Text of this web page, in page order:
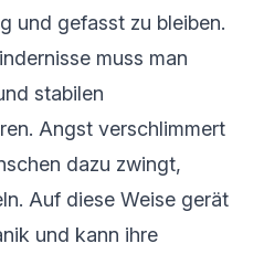
und gefasst zu bleiben.
muss man
stabilen
Angst verschlimmert
dazu zwingt,
Auf diese Weise gerät
und kann ihre